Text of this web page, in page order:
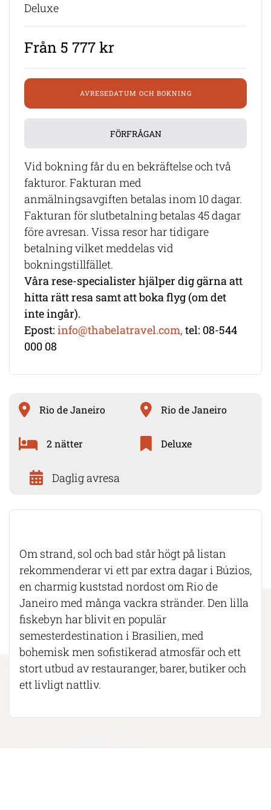
Deluxe
Från 5 777 kr
AVRESEDATUM OCH BOKNING
FÖRFRÅGAN
Vid bokning får du en bekräftelse och två
fakturor. Fakturan med
anmälningsavgiften betalas inom 10 dagar.
Fakturan för slutbetalning betalas 45 dagar
före avresan. Vissa resor har tidigare
betalning vilket meddelas vid
bokningstillfället.
Våra rese-specialister hjälper dig gärna att
hitta rätt resa samt att boka flyg (om det
inte ingår).
Epost: info@thabelatravel.com, tel: 08-544
000 08
Rio de Janeiro Rio de Janeiro
2 nätter Deluxe
Daglig avresa
Om strand, sol och bad står högt på listan
rekommenderar vi ett par extra dagar i Búzios,
en charmig kuststad nordost om Rio de
Janeiro med många vackra stränder. Den lilla
fiskebyn har blivit en populär
semesterdestination i Brasilien, med
bohemisk men sofistikerad atmosfär och ett
stort utbud av restauranger, barer, butiker och
ett livligt nattliv.